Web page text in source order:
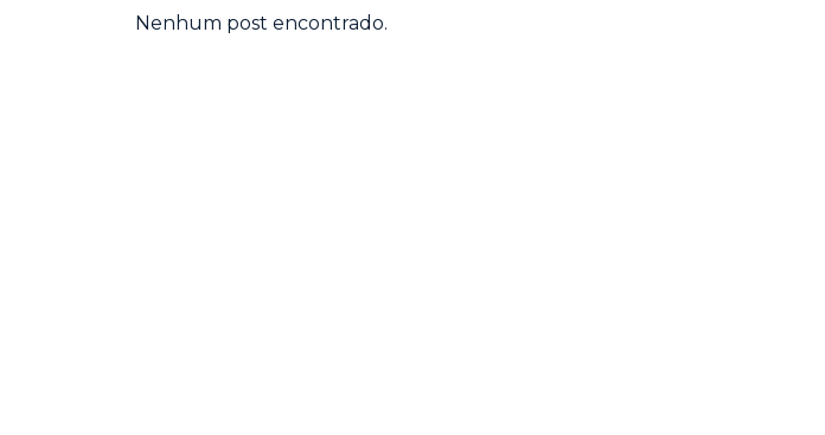
Nenhum post encontrado.